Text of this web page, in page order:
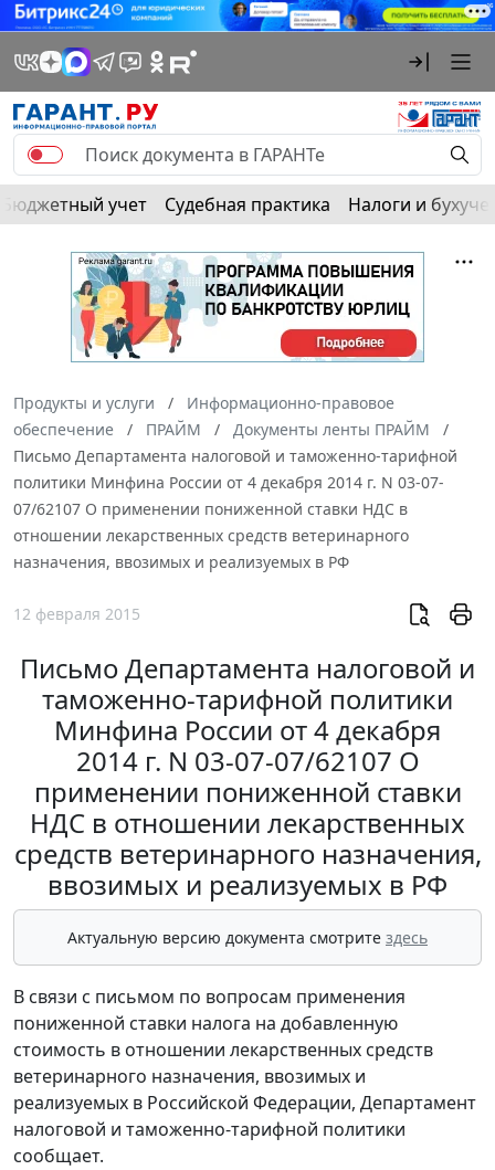
Бюджетный учет Судебная практика Налоги и
Продукты и услуги
Информационно-правовое
обеспечение
ПРАЙМ
Документы ленты ПРАЙМ
Письмо Департамента налоговой и таможенно-тарифной
политики Минфина России от 4 декабря 2014 г. N 03-07-
07/62107 О применении пониженной ставки НДС в
отношении лекарственных средств ветеринарного
назначения, ввозимых и реализуемых в РФ
12 февраля 2015
Письмо Департамента налоговой и
таможенно-тарифной политики
Минфина России от 4 декабря
2014 г. N 03-07-07/62107 О
применении пониженной ставки
НДС в отношении лекарственных
средств ветеринарного назначения,
ввозимых и реализуемых в РФ
Актуальную версию документа смотрите здесь
В связи с письмом по вопросам применения
пониженной ставки налога на добавленную
стоимость в отношении лекарственных средств
ветеринарного назначения, ввозимых и
реализуемых в Российской Федерации, Департамент
налоговой и таможенно-тарифной политики
сообщает.